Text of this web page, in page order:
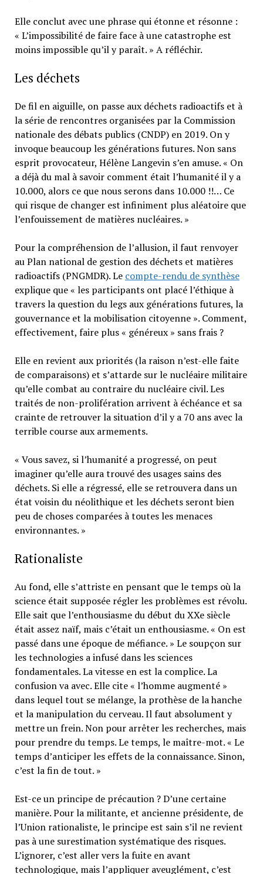
Elle conclut avec une phrase qui étonne et résonne :
« L’impossibilité de faire face à une catastrophe est
moins impossible qu’il y paraît. » A réfléchir.
Les déchets
De fil en aiguille, on passe aux déchets radioactifs et à
la série de rencontres organisées par la Commission
nationale des débats publics (CNDP) en 2019. On y
invoque beaucoup les générations futures. Non sans
esprit provocateur, Hélène Langevin s’en amuse. « On
a déjà du mal à savoir comment était l’humanité il y a
10.000, alors ce que nous serons dans 10.000 !!… Ce
qui risque de changer est infiniment plus aléatoire que
l’enfouissement de matières nucléaires. »
Pour la compréhension de l’allusion, il faut renvoyer
au Plan national de gestion des déchets et matières
radioactifs (PNGMDR). Le compte-rendu de synthèse
explique que « les participants ont placé l’éthique à
travers la question du legs aux générations futures, la
gouvernance et la mobilisation citoyenne ». Comment,
effectivement, faire plus « généreux » sans frais ?
Elle en revient aux priorités (la raison n’est-elle faite
de comparaisons) et s’attarde sur le nucléaire militaire
qu’elle combat au contraire du nucléaire civil. Les
traités de non-prolifération arrivent à échéance et sa
crainte de retrouver la situation d’il y a 70 ans avec la
terrible course aux armements.
« Vous savez, si l’humanité a progressé, on peut
imaginer qu’elle aura trouvé des usages sains des
déchets. Si elle a régressé, elle se retrouvera dans un
état voisin du néolithique et les déchets seront bien
peu de choses comparées à toutes les menaces
environnantes. »
Rationaliste
Au fond, elle s’attriste en pensant que le temps où la
science était supposée régler les problèmes est révolu.
Elle sait que l’enthousiasme du début du XXe siècle
était assez naïf, mais c’était un enthousiasme. « On est
passé dans une époque de méfiance. » Le soupçon sur
les technologies a infusé dans les sciences
fondamentales. La vitesse en est la complice. La
confusion va avec. Elle cite « l’homme augmenté »
dans lequel tout se mélange, la prothèse de la hanche
et la manipulation du cerveau. Il faut absolument y
mettre un frein. Non pour arrêter les recherches, mais
pour prendre du temps. Le temps, le maître-mot. « Le
temps d’anticiper les effets de la connaissance. Sinon,
c’est la fin de tout. »
Est-ce un principe de précaution ? D’une certaine
manière. Pour la militante, et ancienne présidente, de
l’Union rationaliste, le principe est sain s’il ne revient
pas à une surestimation systématique des risques.
L’ignorer, c’est aller vers la fuite en avant
technologique, mais l’appliquer aveuglément, c’est